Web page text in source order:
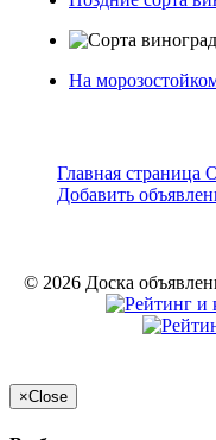
На
Главная страница
Добавить
© 2026 Доска
×Close